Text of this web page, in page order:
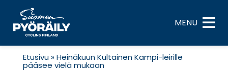
content
MENU
Etusivu»Heinäkuun Kultainen Kampi-leirille
pääsee vielä mukaan